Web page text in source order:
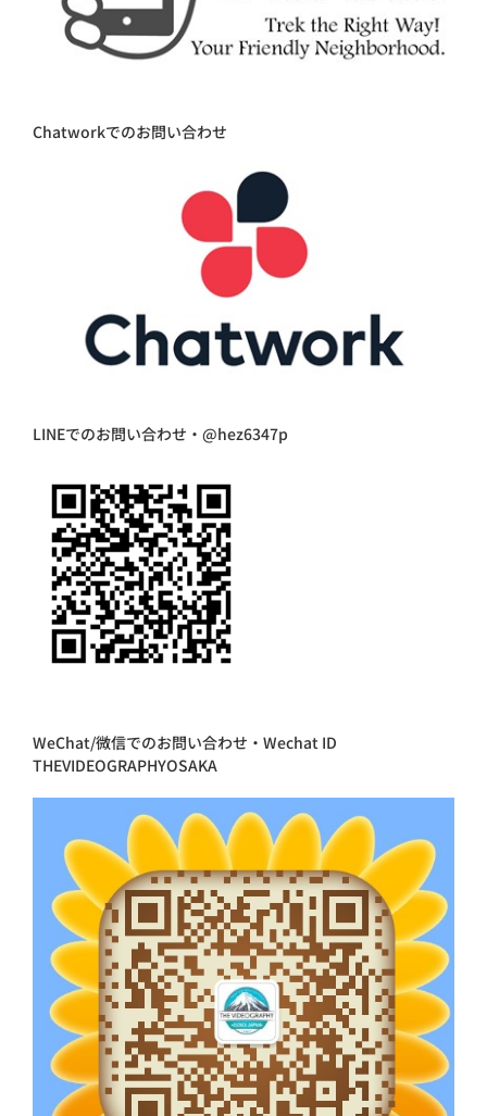
Chatworkでのお問い合わせ
LINEでのお問い合わせ・@hez6347p
WeChat/微信でのお問い合わせ・Wechat ID
THEVIDEOGRAPHYOSAKA